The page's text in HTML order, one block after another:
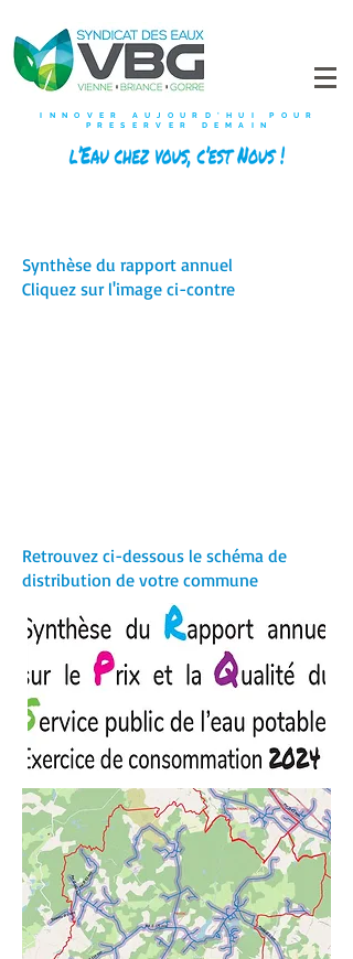
INNOVER AUJOURD'HUI POUR
PRESERVER DEMAIN
Synthèse du rapport annuel
Cliquez sur l'image ci-contre
Retrouvez ci-dessous le schéma de
distribution de votre commune